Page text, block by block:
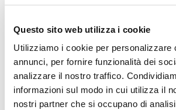
Questo sito web utilizza i cookie
Utilizziamo i cookie per personalizzare
annunci, per fornire funzionalità dei
analizzare il nostro traffico.
informazioni sul modo in cui utilizza il
nostri partner che si occupano di
Colombo porta sapone destro cromo Alizé
Aggiungi ai preferitiAggiungi prodotto al carrello